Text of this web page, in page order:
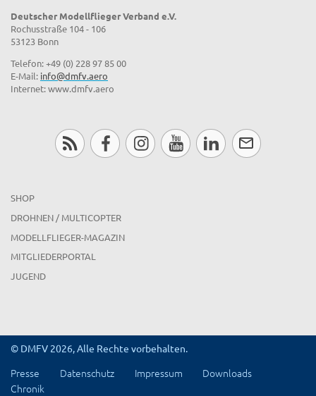
Deutscher Modellflieger Verband e.V.
Rochusstraße 104 - 106
53123 Bonn
Telefon: +49 (0) 228 97 85 00
E-Mail: info@dmfv.aero
Internet: www.dmfv.aero
SHOP
DROHNEN / MULTICOPTER
MODELLFLIEGER-MAGAZIN
MITGLIEDERPORTAL
JUGEND
© DMFV 2026, Alle Rechte vorbehalten.
Presse Datenschutz Impressum
Downloads
Chronik